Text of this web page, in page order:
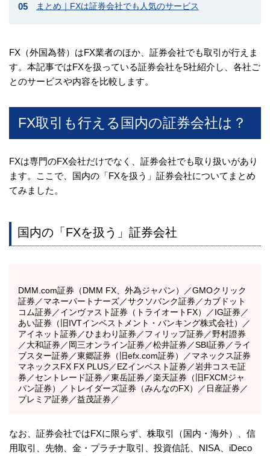
まとめ｜FXは証券会社でも人気のサービス
FX（外国為替）はFX業者のほか、証券会社でも取引が行えま
す。本記事ではFXを扱っている証券会社を5社紹介し、各社ご
とのサービスや内容を比較します。
FX取引も行える国内の証券会社は？
FXは専門のFX会社だけでなく、証券会社でも取り扱いがあり
ます。ここで、国内の「FXを扱う」証券会社についてまとめ
てみました。
国内の「FXを扱う」証券会社
DMM.com証券（DMM FX、外為ジャパン）／GMOクリック
証券／マネーパートナーズ／サクソバンク証券／カブドット
コム証券／インヴァスト証券（トライオートFX）／IG証券／
あい証券（旧IVTインベストメント・バンキング株式会社）／
アイネット証券／ひまわり証券／フィリップ証券／野村證券
／大和証券／岡三オンライン証券／松井証券／SBI証券／ライ
ブスター証券／東郷証券（旧efx.com証券）／マネックス証券
マネックスFX FX PLUS／EZインベスト証券／岩井コスモ証
券／セントレード証券／東岳証券／楽天証券（旧FXCMジャ
パン証券）／トレイダーズ証券（みんなのFX）／日産証券／
プレミア証券／益茂証券／
なお、証券会社ではFXに限らず、株取引（国内・海外）、信
用取引、先物、金・プラチナ取引、投資信託、NISA、iDeco